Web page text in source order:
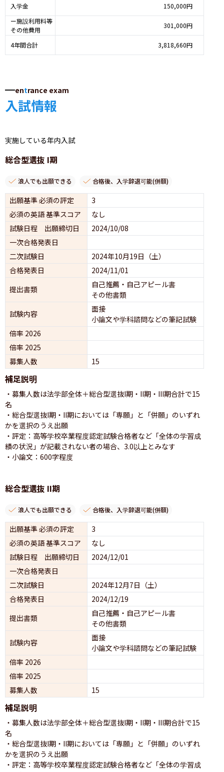
入学金
150,000円
ー施設利用料等
その他費用
301,000円
4年間合計 3,818,660円
entrance exam
入試情報
実施している年内入試
総合型選抜 I期
浪人でも出願できる 合格後、入学辞退可能(併願)
出願基準 必須の評定
3
必須の英語 基準スコア
なし
試験日程 出願締切日
2024/10/08
一次合格発表日
二次試験日
2024年10月19日（土）
合格発表日
2024/11/01
提出書類
自己推薦・自己アピール書
その他書類
試験内容
面接
小論文や学科諮問などの筆記試験
倍率 2026
倍率 2025
募集人数
15
補足説明
・募集人数は法学部全体＋総合型選抜I期・II期・III期合計で15
名
・総合型選抜I期・II期においては「専願」と「併願」のいずれ
かを選択のうえ出願
・評定：高等学校卒業程度認定試験合格者など「全体の学習成
績の状況」が記載されない者の場合、3.0以上とみなす
・小論文：600字程度
総合型選抜 II期
浪人でも出願できる 合格後、入学辞退可能(併願)
出願基準 必須の評定
3
必須の英語 基準スコア
なし
試験日程 出願締切日
2024/12/01
一次合格発表日
二次試験日
2024年12月7日（土）
合格発表日
2024/12/19
提出書類
自己推薦・自己アピール書
その他書類
試験内容
面接
小論文や学科諮問などの筆記試験
倍率 2026
倍率 2025
募集人数
15
補足説明
・募集人数は法学部全体＋総合型選抜I期・II期・III期合計で15
名
・総合型選抜I期・II期においては「専願」と「併願」のいずれ
かを選択のうえ出願
・評定：高等学校卒業程度認定試験合格者など「全体の学習成